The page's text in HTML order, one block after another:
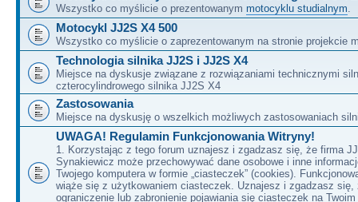
Wszystko co myślicie o prezentowanym motocyklu studialnym
Motocykl JJ2S X4 500
Wszystko co myślicie o zaprezentowanym na stronie projekcie
Technologia silnika JJ2S i JJ2S X4
Miejsce na dyskusje związane z rozwiązaniami technicznymi
czterocylindrowego silnika JJ2S X4
Zastosowania
Miejsce na dyskusję o wszelkich możliwych zastosowaniach
UWAGA! Regulamin Funkcjonowania Witryny!
1. Korzystając z tego forum uznajesz i zgadzasz się, że firma
Synakiewicz może przechowywać dane osobowe i inne
Twojego komputera w formie „ciasteczek” (cookies).
wiąże się z użytkowaniem ciasteczek. Uznajesz i zgadzasz się,
ograniczenie lub zabronienie pojawiania się ciasteczek na